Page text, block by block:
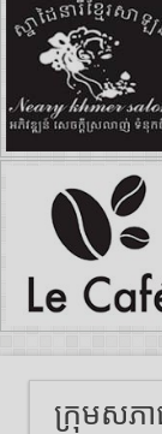
ក្រុមសភា